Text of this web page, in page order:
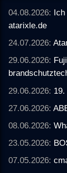
04.08.2026: Ich
atarixle.de
24.07.2026:
29.06.2026:
29.06.2026:
27.06.2026:
08.06.2026:
23.05.2026:
07.05.2026: